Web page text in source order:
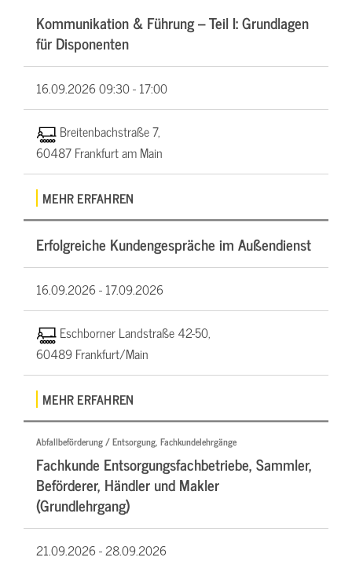
Kommunikation & Führung – Teil I: Grundlagen
für Disponenten
16.09.202609:30 - 17:00
Breitenbachstraße 7,
60487 Frankfurt am Main
MEHR ERFAHREN
Erfolgreiche Kundengespräche im Außendienst
16.09.2026 -17.09.2026
Eschborner Landstraße 42-50,
60489 Frankfurt/Main
MEHR ERFAHREN
Abfallbeförderung / Entsorgung, Fachkundelehrgänge
Fachkunde Entsorgungsfachbetriebe, Sammler,
Beförderer, Händler und Makler
(Grundlehrgang)
21.09.2026 -28.09.2026